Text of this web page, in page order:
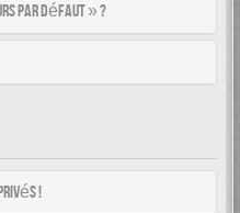
par défaut » ?
!